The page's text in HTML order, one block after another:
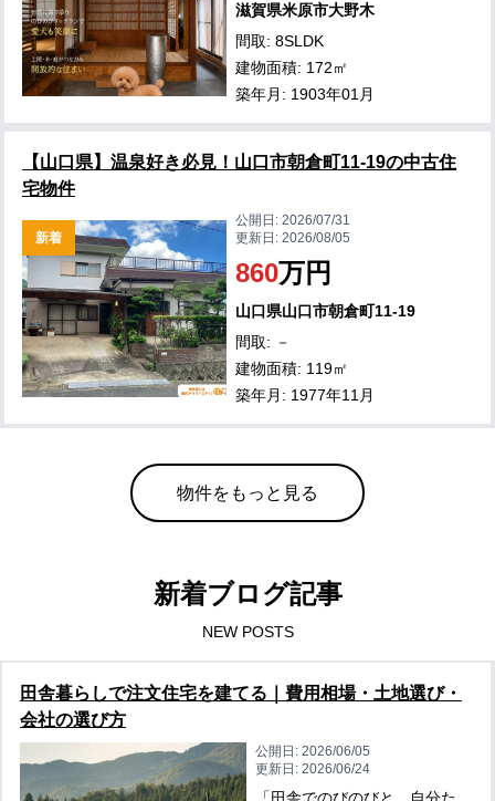
滋賀県米原市大野木
間取: 8SLDK
建物面積: 172㎡
築年月: 1903年01月
【山口県】温泉好き必見！山口市朝倉町11-19の中古住
宅物件
新着
公開日:2026/07/31
更新日:2026/08/05
860万円
山口県山口市朝倉町11-19
間取: －
建物面積: 119㎡
築年月: 1977年11月
物件をもっと見る
新着ブログ記事
NEW POSTS
田舎暮らしで注文住宅を建てる｜費用相場・土地選び・
会社の選び方
公開日: 2026/06/05
更新日: 2026/06/24